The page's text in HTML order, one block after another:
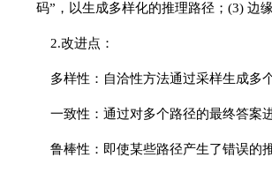
码”，以生成多样化的推理路径；(3) 边
2.改进点：
多样性：自洽性方法通过采样生成多
一致性：通过对多个路径的最终答案
鲁棒性：即使某些路径产生了错误的